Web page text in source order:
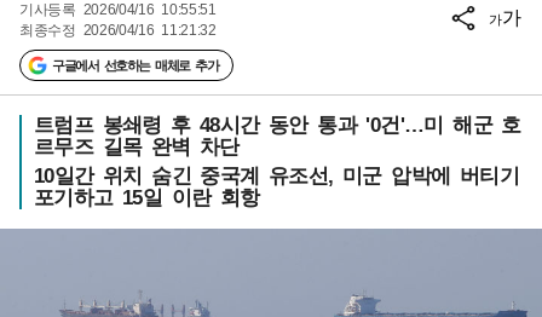
기사등록 2026/04/16 10:55:51
최종수정 2026/04/16 11:21:32
구글에서 선호하는 매체로 추가
가가
트럼프 봉쇄령 후 48시간 동안 통과 '0건'…미 해군 호
르무즈 길목 완벽 차단
10일간 위치 숨긴 중국계 유조선, 미군 압박에 버티기
포기하고 15일 이란 회항